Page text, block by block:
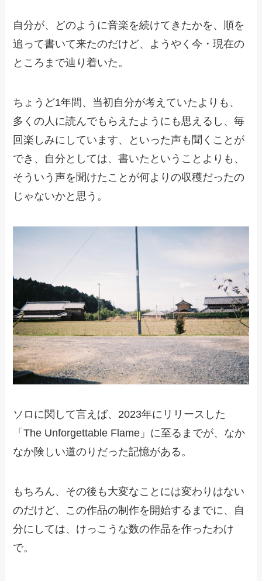
自分が、どのように音楽を続けてきたかを、順を
追って書いて来たのだけど、ようやく今・現在の
ところまで辿り着いた。
ちょうど1年間、当初自分が考えていたよりも、
多くの人に読んでもらえたようにも思えるし、毎
回楽しみにしています、といった声も聞くことが
でき、自分としては、書いたということよりも、
そういう声を聞けたことが何よりの収穫だったの
じゃないかと思う。
ソロに関して言えば、2023年にリリースした
「The Unforgettable Flame」に至るまでが、なか
なか険しい道のりだった記憶がある。
もちろん、その後も大変なことには変わりはない
のだけど、この作品の制作を開始するまでに、自
分にしては、けっこうな数の作品を作ったわけ
で。